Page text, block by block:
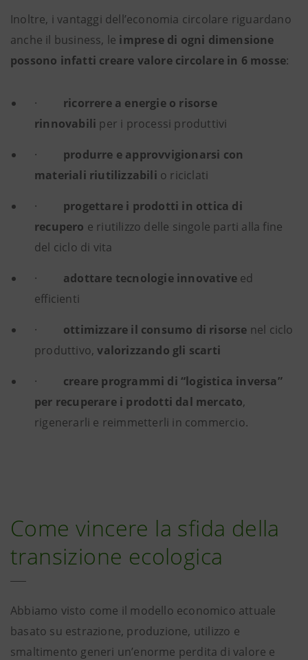
Inoltre, i vantaggi dell’economia circolare riguardano
anche il business, le imprese di ogni dimensione
possono infatti creare valore circolare in 6 mosse:
· ricorrere a energie o risorse
rinnovabili per i processi produttivi
· produrre e approvvigionarsi con
materiali riutilizzabili o riciclati
· progettare i prodotti in ottica di
recupero e riutilizzo delle singole parti alla fine
del ciclo di vita
· adottare tecnologie innovative ed
efficienti
· ottimizzare il consumo di risorse nel ciclo
produttivo, valorizzando gli scarti
· creare programmi di “logistica inversa”
per recuperare i prodotti dal mercato,
rigenerarli e reimmetterli in commercio.
Come vincere la sfida della
transizione ecologica
Abbiamo visto come il modello economico attuale
basato su estrazione, produzione, utilizzo e
smaltimento generi un’enorme perdita di valore e